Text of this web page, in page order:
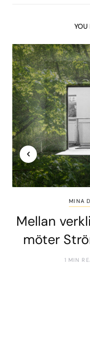
YOU
MINA
Mellan
möter
1 MIN